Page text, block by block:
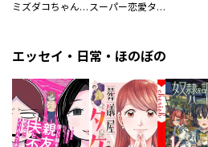
ミズダコちゃんからは逃げられない！ スーパー恋愛タイム！～現場でドＳな彼女は自宅でデレる～
エッセイ・日常・ほのぼの